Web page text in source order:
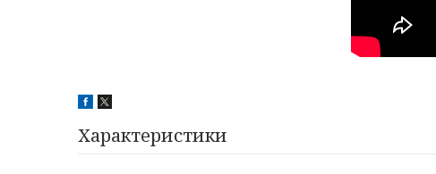
Характеристики